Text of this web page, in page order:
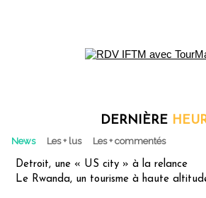
DERNIÈRE
News Les + lus Les + commentés
Detroit, une « US city » à la relance
Le Rwanda, un tourisme à haute